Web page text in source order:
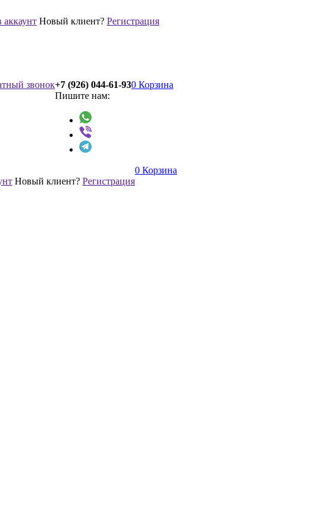
Новый клиент? Регистрация
звонок+7 (926) 044-61-93
Пишите нам:
0 Корзина
Новый клиент? Регистрация
0 Корзина